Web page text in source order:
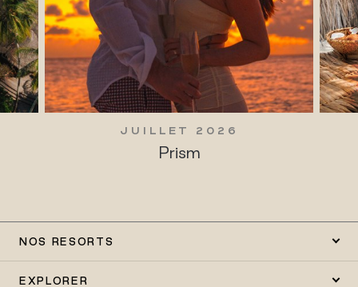
JUILLET 2026
Prism
NOS RESORTS
EXPLORER